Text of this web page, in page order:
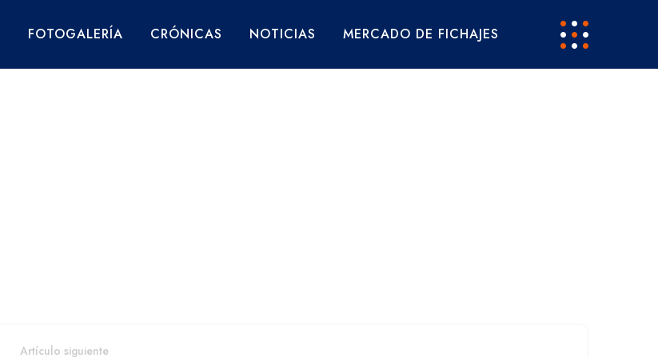
FOTOGALERÍA CRÓNICAS NOTICIAS MERCADO DE FICHAJES
Artículo siguiente